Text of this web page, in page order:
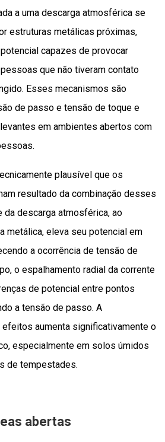
a uma descarga atmosférica se
estruturas metálicas próximas,
capazes de provocar
que não tiveram contato
Esses mecanismos são
de passo e tensão de toque e
em ambientes abertos com
plausível que os
resultado da combinação desses
da descarga atmosférica, ao
metálica, eleva seu potencial em
a ocorrência de tensão de
o espalhamento radial da corrente
de potencial entre pontos
a tensão de passo. A
aumenta significativamente o
especialmente em solos úmidos
de tempestades.
abertas